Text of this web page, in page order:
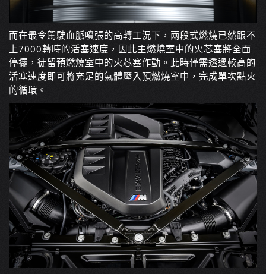
而在最令駕駛血脈噴張的高轉工況下，兩段式燃燒已然跟不
上7000轉時的活塞速度，因此主燃燒室中的火芯塞將全面
停擺，徒留預燃燒室中的火芯塞作動。此時僅需透過較高的
活塞速度即可將充足的氣體壓入預燃燒室中，完成單次點火
的循環。